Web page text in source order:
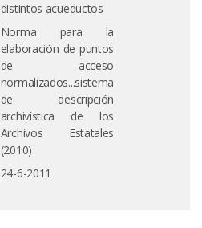
distintos acueductos
Norma para la
elaboración de puntos
de acceso
normalizados...sistema
de descripción
archivística de los
Archivos Estatales
(2010)
24-6-2011